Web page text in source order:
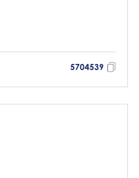
5704539